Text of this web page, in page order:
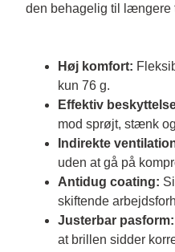
den behagelig til længere
Høj komfort:
kun 76 g.
Effektiv
mod sprøjt, stænk
Indirekte
uden at gå på
Antidug coating:
skiftende
Justerbar pasform:
at brillen sidder